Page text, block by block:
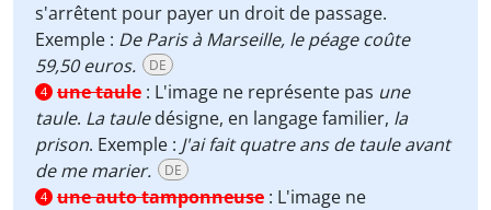
s'arrêtent pour payer un droit de passage.
Exemple : De Paris à Marseille, le péage coûte
59,50 euros.
DE
4 une taule : L'image ne représente pas une
taule. La tauledésigne, en langage familier, la
prison. Exemple : J'ai fait quatre ans de taule avant
de me marier.
DE
4 une auto tamponneuse : L'image ne